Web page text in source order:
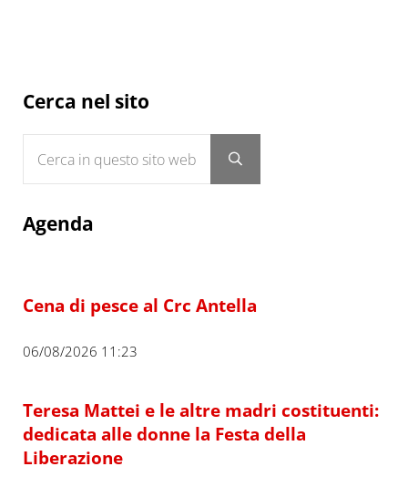
Sidebar
Cerca nel sito
Submit search
Agenda
Cena di pesce al Crc Antella
06/08/2026 11:23
Teresa Mattei e le altre madri costituenti:
dedicata alle donne la Festa della
Liberazione